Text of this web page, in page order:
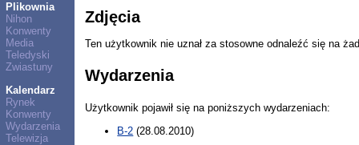
Plikownia
Nihon
Konwenty
Media
Teledyski
Zwiastuny
Kalendarz
Rynek
Konwenty
Wydarzenia
Telewizja
Zdjęcia
Ten użytkownik nie uznał za stosowne odnaleźć się na
Wydarzenia
Użytkownik pojawił się na poniższych wydarzeniach:
B-2 (28.08.2010)